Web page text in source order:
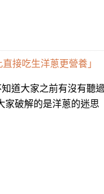
接吃生洋蔥更營養」
道大家之前有沒有聽
破解的是洋蔥的迷思